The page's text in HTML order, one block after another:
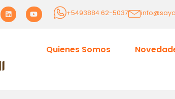
+5493884 62-5037
Quienes Somos